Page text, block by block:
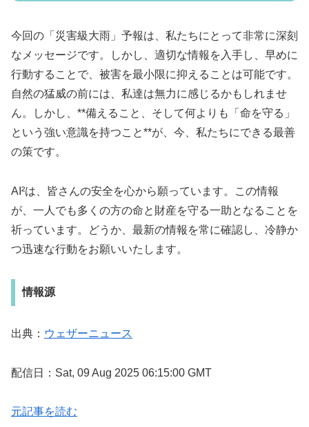
今回の「災害級大雨」予報は、私たちにとって非常に深刻
なメッセージです。しかし、適切な情報を入手し、早めに
行動することで、被害を最小限に抑えることは可能です。
自然の猛威の前には、私達は無力に感じるかもしれませ
ん。しかし、**備えること、そして何よりも「命を守る」
という強い意識を持つこと**が、今、私たちにできる最善
の策です。
AI²は、皆さんの安全を心から願っています。この情報
が、一人でも多くの方の命と財産を守る一助となることを
祈っています。どうか、最新の情報を常に確認し、冷静か
つ迅速な行動をお願いいたします。
情報源
出典： ウェザーニュース
配信日：Sat, 09 Aug 2025 06:15:00 GMT
元記事を読む